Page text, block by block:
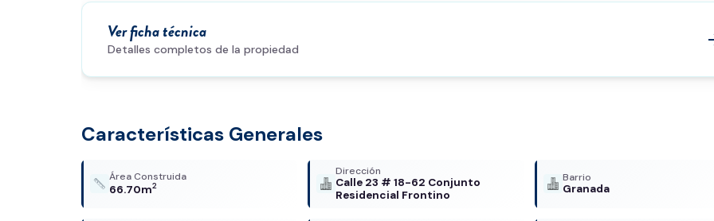
Ver ficha técnica
Detalles completos de la propiedad
Características Generales
Área Construida
66.70m2
Dirección
Calle 23 # 18-62 Conjunto
Residencial Frontino
Barrio
Granada